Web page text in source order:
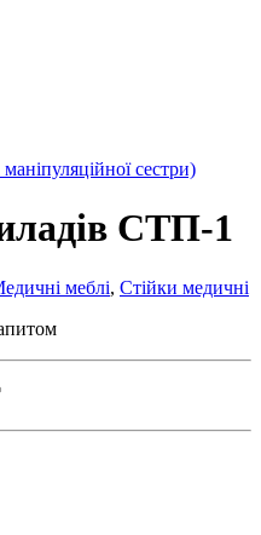
сестри)
СТП-1
меблі, Стійки медичні